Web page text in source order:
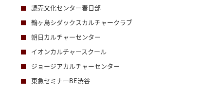
読売文化センター春日部
鶴ヶ島シダックスカルチャークラブ
朝日カルチャーセンター
イオンカルチャースクール
ジョージアカルチャーセンター
東急セミナーBE渋谷